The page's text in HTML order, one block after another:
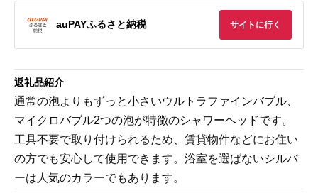
auPAYふるさと納税 サイトに行く
返礼品紹介
通常の泡よりもずっと小さいウルトラファインバブル、
マイクロバブル2つの泡が特徴のシャワーヘッドです。
工具不要で取り付けられるため、賃貸物件などにお住い
の方でも安心して使用できます。浴室を選ばないシルバ
ーは人気のカラーでもあります。